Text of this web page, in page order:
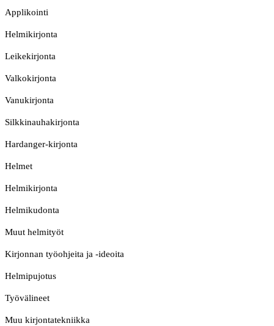
Applikointi
Helmikirjonta
Leikekirjonta
Valkokirjonta
Vanukirjonta
Silkkinauhakirjonta
Hardanger-kirjonta
Helmet
Helmikirjonta
Helmikudonta
Muut helmityöt
Kirjonnan työohjeita ja -ideoita
Helmipujotus
Työvälineet
Muu kirjontatekniikka